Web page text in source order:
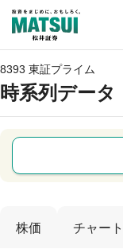
8393 東証プライム
時系列データ
株価 チャート